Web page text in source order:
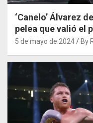
‘Canelo’ Álvarez
pelea que valió el
5 de mayo de 2024 By